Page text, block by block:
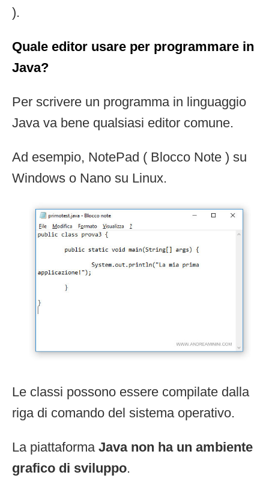
).
Quale editor usare per programmare in
Java?
Per scrivere un programma in linguaggio
Java va bene qualsiasi editor comune.
Ad esempio, NotePad ( Blocco Note ) su
Windows o Nano su Linux.
Le classi possono essere compilate dalla
riga di comando del sistema operativo.
La piattaforma Java non ha un ambiente
grafico di sviluppo.